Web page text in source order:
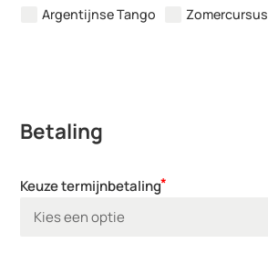
Argentijnse Tango
Zomercursus
Betaling
Keuze termijnbetaling